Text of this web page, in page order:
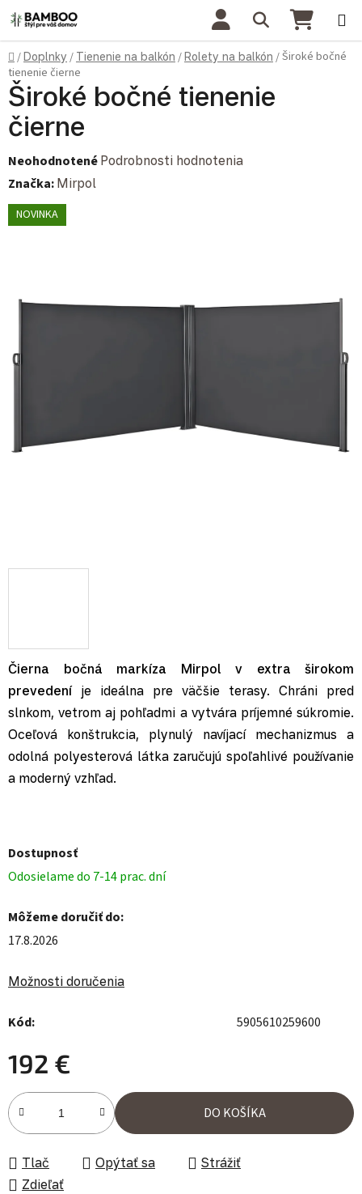
Prejsť na obsah Hľadať
Domov
/Doplnky / Tienenie na balkón /Rolety na balkón /Široké bočné
tienenie čierne
Čierna bočná markíza Mirpol v extra širokom
prevedeníje ideálna pre väčšie terasy. Chráni pred
slnkom, vetrom aj pohľadmi a vytvára príjemné súkromie.
Oceľová konštrukcia, plynulý navíjací mechanizmus a
odolná polyesterová látka zaručujú spoľahlivé používanie
a moderný vzhľad.
Dostupnosť
Odosielame do 7-14 prac. dní
Môžeme doručiť do:
17.8.2026
Možnosti doručenia
Kód: 5905610259600
192 €
Jednotková cena:
DO KOŠÍKA
Tlač Opýtať sa
Strážiť
Zdieľať
Široké bočné tienenie
čierne
Priemerné hodnotenie produktu je 0,0 z 5 hviezdičiek.
Neohodnotené Podrobnosti hodnotenia
Značka: Mirpol
NOVINKA